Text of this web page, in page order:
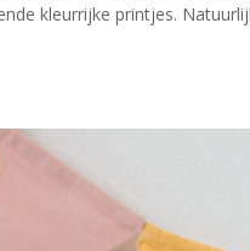
kleurrijke printjes.